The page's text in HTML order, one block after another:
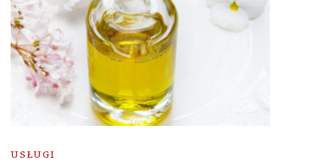
USŁUGI